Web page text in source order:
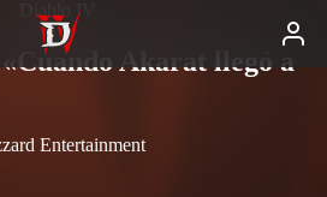
Diablo IV
Akarat llegó a
Entertainment